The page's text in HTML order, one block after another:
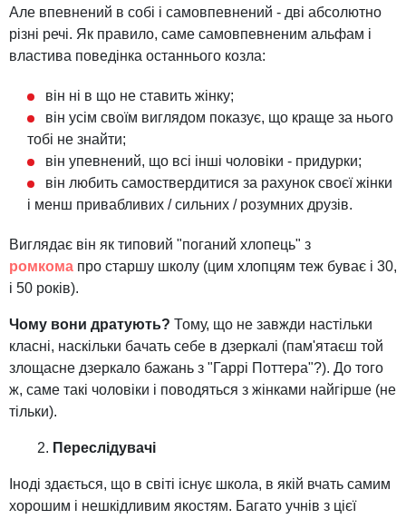
Але впевнений в собі і самовпевнений - дві абсолютно
різні речі. Як правило, саме самовпевненим альфам і
властива поведінка останнього козла:
він ні в що не ставить жінку;
він усім своїм виглядом показує, що краще за нього
тобі не знайти;
він упевнений, що всі інші чоловіки - придурки;
він любить самоствердитися за рахунок своєї жінки
і менш привабливих / сильних / розумних друзів.
Виглядає він як типовий "поганий хлопець" з
ромкома про старшу школу (цим хлопцям теж буває і 30,
і 50 років).
Чому вони дратують? Тому, що не завжди настільки
класні, наскільки бачать себе в дзеркалі (пам'ятаєш той
злощасне дзеркало бажань з "Гаррі Поттера"?). До того
ж, саме такі чоловіки і поводяться з жінками найгірше (не
тільки).
Переслідувачі
Іноді здається, що в світі існує школа, в якій вчать самим
хорошим і нешкідливим якостям. Багато учнів з цієї